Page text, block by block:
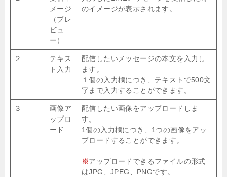
メージ
（プレ
ビュ
ー）
のイメージが表示されます。
２
テキス
ト入力
配信したいメッセージの本文を入力し
ます。
１個の入力欄につき、テキストで500文
字まで入力することができます。
３
画像ア
ップロ
ード
配信したい画像をアップロードしま
す。
1個の入力欄につき、1つの画像をアッ
プロードすることができます。
※アップロードできるファイルの形式
はJPG、JPEG、PNGです。